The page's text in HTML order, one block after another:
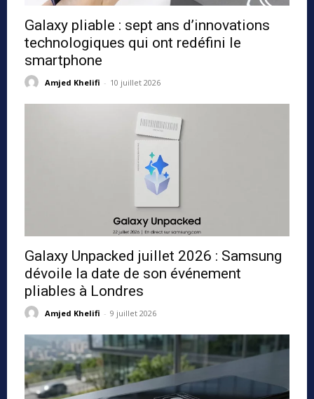
Galaxy pliable : sept ans d’innovations
technologiques qui ont redéfini le
smartphone
Amjed Khelifi - 10 juillet 2026
Galaxy Unpacked juillet 2026 : Samsung
dévoile la date de son événement
pliables à Londres
Amjed Khelifi - 9 juillet 2026